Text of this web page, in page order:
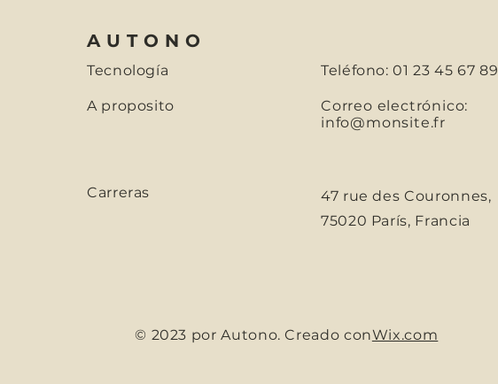
AUTONO
Tecnología
A proposito
Carreras
Teléfono: 01 23 45 67 89
Correo electrónico:
info@monsite.fr
47 rue des Couronnes,
75020 París, Francia
© 2023 por Autono. Creado conWix.com